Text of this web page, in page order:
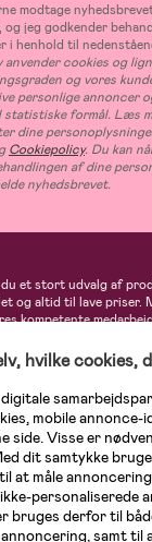
modtage
jeg godkender
i henhold til
anvender cookies og
og vores
personlige annoncer
statistiske formål. Læs
dine
Cookiepolicy. Du kan
af dine
nyhedsbrevet.
et stort udvalg af
og altid til lave priser.
kompetente
og babytøj,
legetøj,
varemærker som
KidKraft,
flere. Kort sagt - et
hvilke cookies,
mobile annonce-
side. Visse er
dit samtykke
at måle
personaliserede
bruges derfor til
samt til